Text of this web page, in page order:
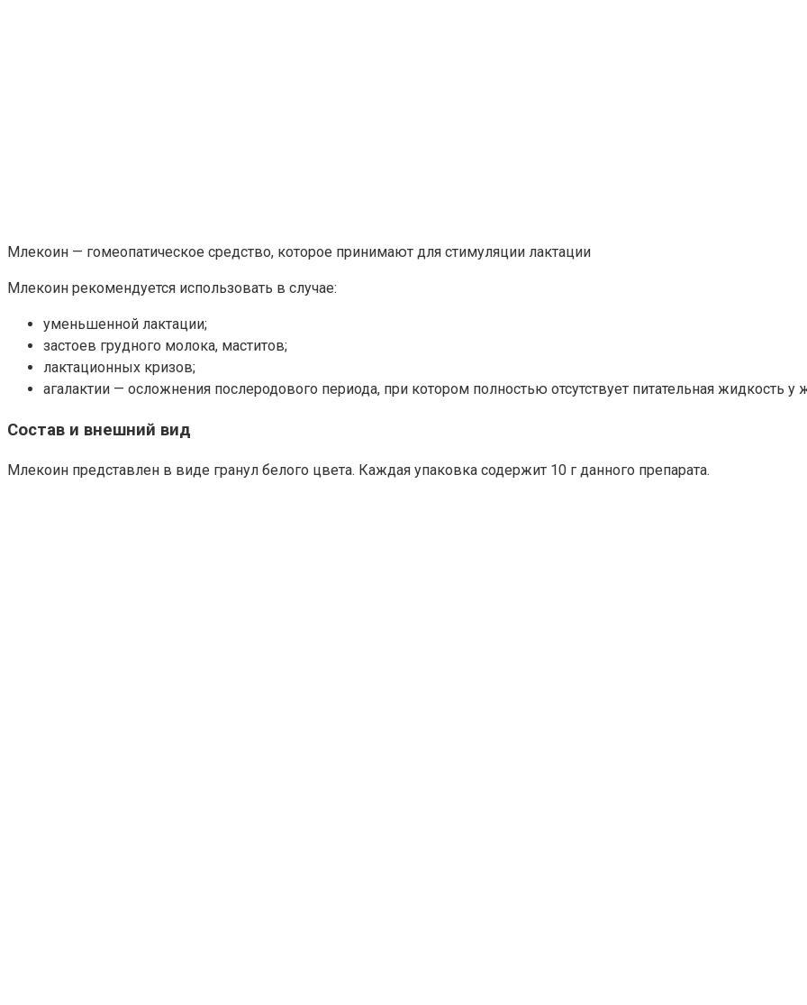
Млекоин — гомеопатическое средство, которое принимают для стимуляции лактации
Млекоин рекомендуется использовать в случае:
уменьшенной лактации;
застоев грудного молока, маститов;
лактационных кризов;
агалактии — осложнения послеродового периода, при котором полностью отсутствует питательная жидкость
Состав и внешний вид
Млекоин представлен в виде гранул белого цвета. Каждая упаковка содержит 10 г данного препарата.